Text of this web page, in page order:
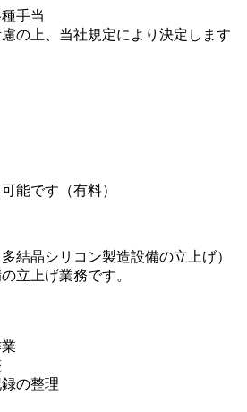
手当
の上、当社規定により決定します
能です（有料）
結晶シリコン製造設備の立上げ）
立上げ業務です。
の整理